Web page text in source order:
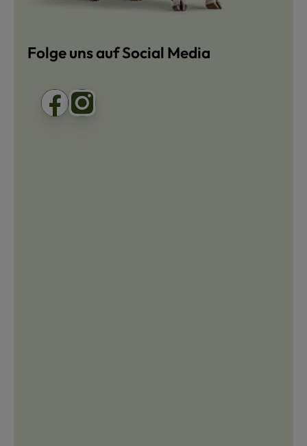
Folge uns auf Social Media